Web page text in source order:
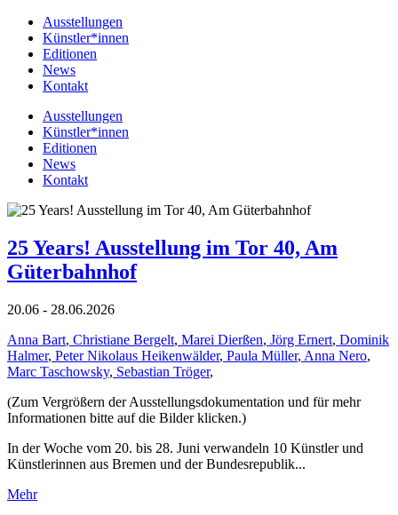
Ausstellungen
Künstler*innen
Editionen
News
Kontakt
Ausstellungen
Künstler*innen
Editionen
News
Kontakt
25 Years! Ausstellung im Tor 40, Am
Güterbahnhof
20.06 - 28.06.2026
Anna Bart, Christiane Bergelt, Marei Dierßen, Jörg Ernert, Dominik
Halmer, Peter Nikolaus Heikenwälder, Paula Müller, Anna Nero,
Marc Taschowsky, Sebastian Tröger,
(Zum Vergrößern der Ausstellungsdokumentation und für mehr
Informationen bitte auf die Bilder klicken.)
In der Woche vom 20. bis 28. Juni verwandeln 10 Künstler und
Künstlerinnen aus Bremen und der Bundesrepublik...
Mehr